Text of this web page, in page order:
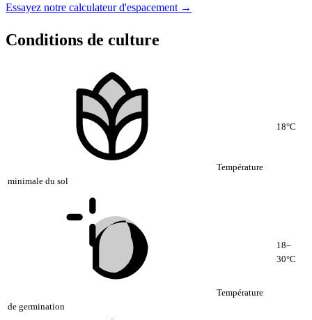
Essayez notre calculateur d'espacement →
Conditions de culture
Température
minimale du sol
18°C
Température
de germination
18–
30°C